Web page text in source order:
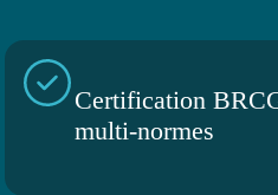
Certification
multi-normes